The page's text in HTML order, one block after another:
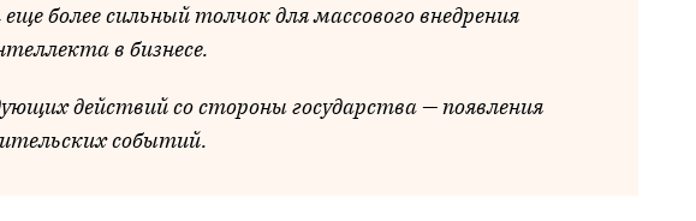
более сильный толчок для массового внедрения
в бизнесе.
действий со стороны государства — появления
событий.